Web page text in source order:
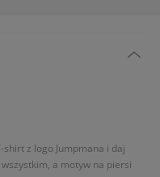
z logo Jumpmana i daj
a motyw na piersi